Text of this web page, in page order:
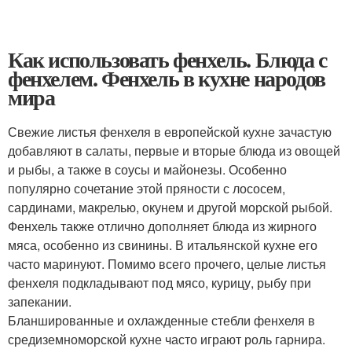
Как использовать фенхель. Блюда с
фенхелем. Фенхель в кухне народов
мира
Свежие листья фенхеля в европейской кухне зачастую
добавляют в салаты, первые и вторые блюда из овощей
и рыбы, а также в соусы и майонезы. Особенно
популярно сочетание этой пряности с лососем,
сардинами, макрелью, окунем и другой морской рыбой.
Фенхель также отлично дополняет блюда из жирного
мяса, особенно из свинины. В итальянской кухне его
часто маринуют. Помимо всего прочего, целые листья
фенхеля подкладывают под мясо, курицу, рыбу при
запекании.
Бланшированные и охлажденные стебли фенхеля в
средиземноморской кухне часто играют роль гарнира.